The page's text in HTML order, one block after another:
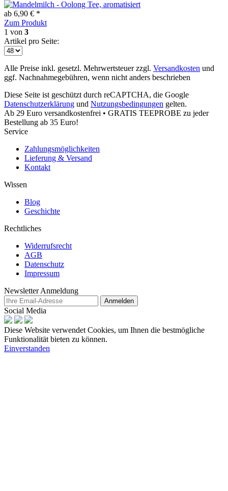
ab 6,90 € *
Zum Produkt
1 von 3
Artikel pro Seite:
Alle Preise inkl. gesetzl. Mehrwertsteuer zzgl. Versandkosten und
ggf. Nachnahmegebühren, wenn nicht anders beschrieben
Diese Seite ist geschützt durch reCAPTCHA, die Google
Datenschutzerklärung und Nutzungsbedingungen gelten.
Ab 29 Euro versandkostenfrei • GRATIS TEEPROBE zu jeder
Bestellung ab 35 Euro!
Service
Zahlungsmöglichkeiten
Lieferung & Versand
Kontakt
Wissen
Blog
Geschichte
Rechtliches
Widerrufsrecht
AGB
Datenschutz
Impressum
Newsletter Anmeldung
Anmelden
Social Media
Diese Website verwendet Cookies, um Ihnen die bestmögliche
Funktionalität bieten zu können.
Einverstanden